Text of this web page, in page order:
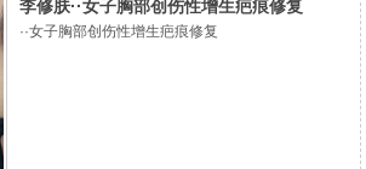
李修肤··女子胸部创伤性增生疤痕修复
··女子胸部创伤性增生疤痕修复